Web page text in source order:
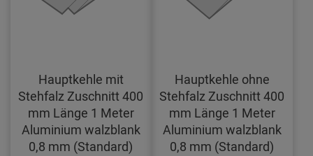
Hauptkehle mit
Stehfalz Zuschnitt 400
mm Länge 1 Meter
Aluminium walzblank
0,8 mm (Standard)
Hauptkehle ohne
Stehfalz Zuschnitt 400
mm Länge 1 Meter
Aluminium walzblank
0,8 mm (Standard)